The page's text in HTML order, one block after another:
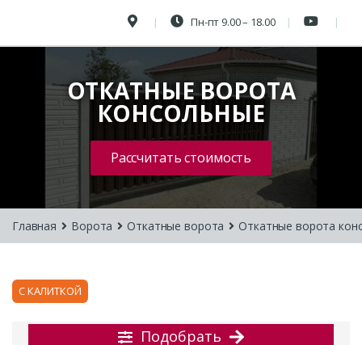
Пн-пт 9.00 – 18.00
ОТКАТНЫЕ ВОРОТА
КОНСОЛЬНЫЕ
Рассчитать стоимость
Главная Ворота Откатные ворота Откатные ворота
С КАЛИТКОЙ
Подобрать